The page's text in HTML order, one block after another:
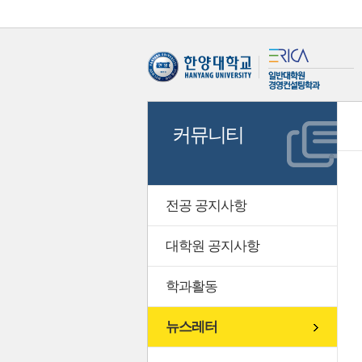
커뮤니티
전공 공지사항
대학원 공지사항
학과활동
뉴스레터